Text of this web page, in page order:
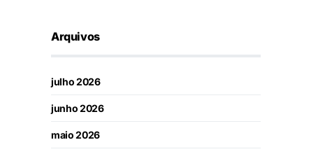
Arquivos
julho 2026
junho 2026
maio 2026